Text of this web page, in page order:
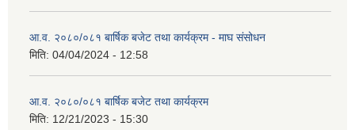
आ.व. २०८०/०८१ बार्षिक बजेट तथा कार्यक्रम - माघ संसोधन
मिति: 04/04/2024 - 12:58
आ.व. २०८०/०८१ बार्षिक बजेट तथा कार्यक्रम
मिति: 12/21/2023 - 15:30